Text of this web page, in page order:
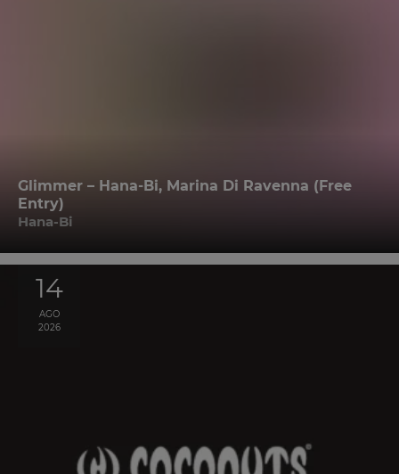
Glimmer – Hana-Bi, Marina Di Ravenna (Free
Entry)
Hana-Bi
14
AGO
2026